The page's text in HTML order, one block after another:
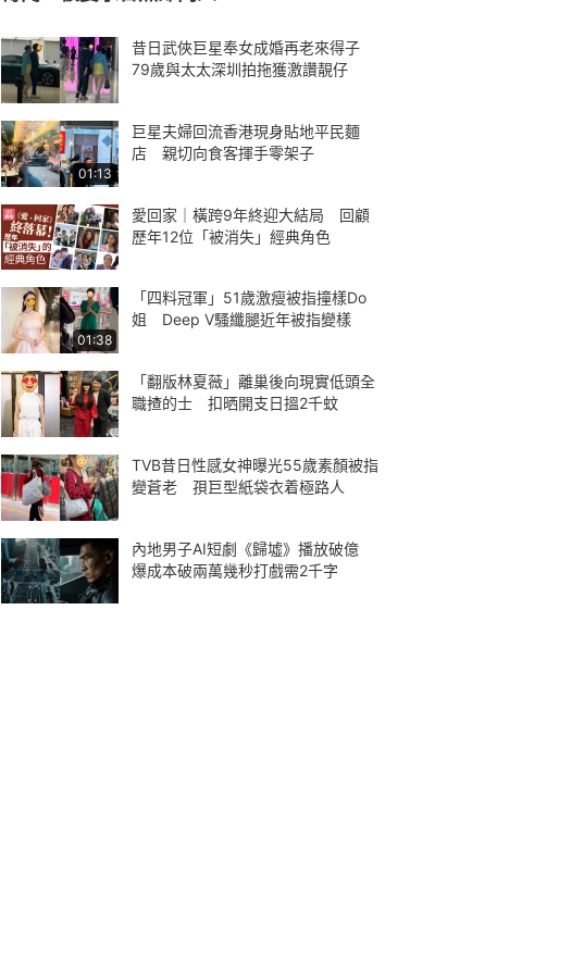
昔日武俠巨星奉女成婚再老來得子
79歲與太太深圳拍拖獲激讚靚仔
01:13
巨星夫婦回流香港現身貼地平民麵
店 親切向食客揮手零架子
愛回家｜橫跨9年終迎大結局 回顧
歷年12位「被消失」經典角色
01:38
「四料冠軍」51歲激瘦被指撞樣Do
姐 Deep V騷纖腿近年被指變樣
「翻版林夏薇」離巢後向現實低頭全
職揸的士 扣晒開支日搵2千蚊
TVB昔日性感女神曝光55歲素顏被指
變蒼老 孭巨型紙袋衣着極路人
內地男子AI短劇《歸墟》播放破億
爆成本破兩萬幾秒打戲需2千字